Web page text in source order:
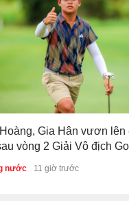
Gia Hân vươn lên
vòng 2 Giải Vô địch
nước 11 giờ trước